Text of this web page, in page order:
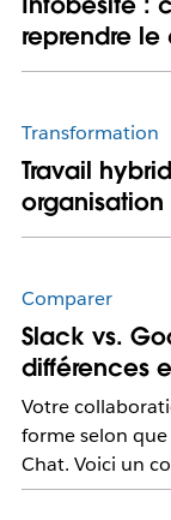
reprendre le
Transformation
Travail
organisation
Comparer
Slack vs.
différences
Votre
forme selon
Chat. Voici un